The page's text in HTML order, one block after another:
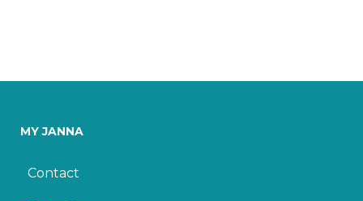
MY JANNA
Contact